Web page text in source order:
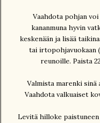
Vaahdota pohjan
kananmuna hyvin
keskenään ja lisää
tai irtopohjavuokaan
reunoille. Paista
Valmista marenki sinä
Vaahdota valkuaiset
Levitä hilloke